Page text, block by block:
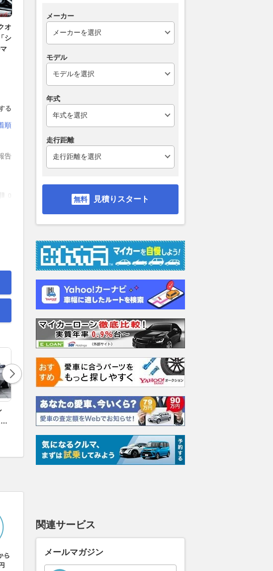
オ
シ
参入!? 重火力な「次世代万能
アピール開始
乗りものニュース くるまのニュース
る
順
告
ロータス エヴォーラ
エヴォーラ
0万円
ホンダ NSX 3.0
支払総額
898.0万円
ロールスロイス ゴース
ト ロールスロイス ゴ
ースト(第1世代 / RR4)
905
メーカー
モデル
年式
走行距離
見積りスタート
関連サービス
メールマガジン